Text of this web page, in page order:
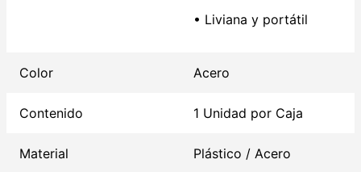
• Liviana y portátil
Color Acero
Contenido 1 Unidad por Caja
Material Plástico / Acero